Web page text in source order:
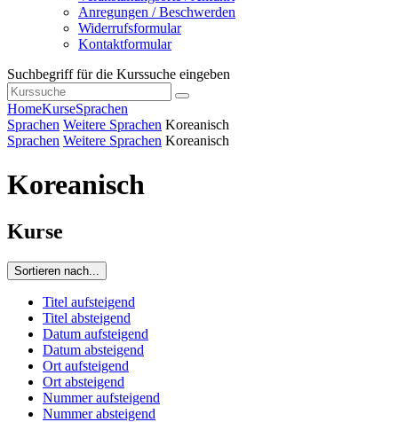
Anregungen / Beschwerden
Widerrufsformular
Kontaktformular
Suchbegriff für die Kurssuche eingeben
HomeKurseSprachen
Sprachen Weitere Sprachen Koreanisch
Sprachen Weitere Sprachen Koreanisch
Koreanisch
Kurse
Sortieren nach...
Titel aufsteigend
Titel absteigend
Datum aufsteigend
Datum absteigend
Ort aufsteigend
Ort absteigend
Nummer aufsteigend
Nummer absteigend